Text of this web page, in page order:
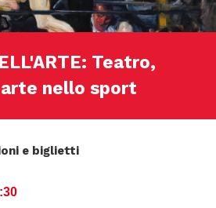
Teatro,
nello sport
e biglietti